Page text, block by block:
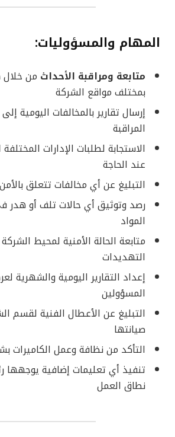
المهام والمسؤوليات:
متابعة ومراقبة الأحداث من خلال
بمختلف مواقع الشركة
إرسال تقارير بالمخالفات اليومية
المراقبة
الاستجابة لطلبات الإدارات
عند الحاجة
التبليغ عن أي مخالفات تتعلق
رصد وتوثيق أي حالات تلف أو هدر
المواد
متابعة الحالة الأمنية لمحيط
التهديدات
إعداد التقارير اليومية والشهرية
المسؤولين
التبليغ عن الأعطال الفنية لقسم
صيانتها
التأكد من نظافة وعمل الكاميرات
تنفيذ أي تعليمات إضافية
نطاق العمل